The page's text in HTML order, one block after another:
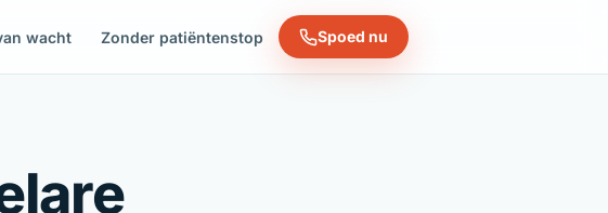
wacht Zonder patiëntenstop Spoed nu